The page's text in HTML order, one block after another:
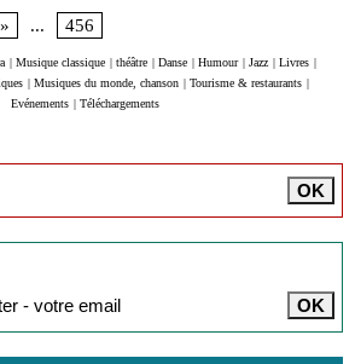
» ... 456
| Musique classique | théâtre | Danse | Humour | Jazz | Livres |
| Musiques du monde, chanson | Tourisme & restaurants |
Evénements | Téléchargements